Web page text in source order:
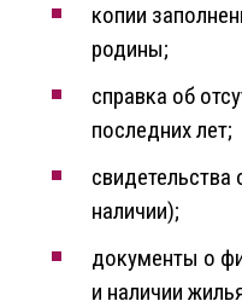
копии
родины;
справка об
последних лет;
наличии);
документы о
и наличии